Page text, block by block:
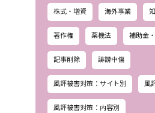
株式・増資 海外事業
著作権 薬機法 補助金
記事削除 誹謗中傷
風評被害対策：サイト別 風
風評被害対策：内容別